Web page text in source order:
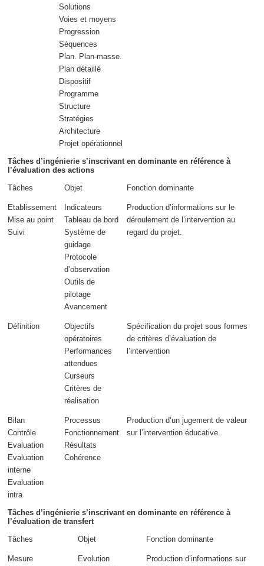
Solutions
Voies et moyens
Progression
Séquences
Plan. Plan-masse.
Plan détaillé
Dispositif
Programme
Structure
Stratégies
Architecture
Projet opérationnel
Tâches d’ingénierie s’inscrivant en dominante en référence à
l’évaluation des actions
Tâches
Objet Fonction dominante
Etablissement
Mise au point
Suivi
Indicateurs
Tableau de bord
Système de
guidage
Protocole
d’observation
Outils de
pilotage
Avancement
Production d’informations sur le
déroulement de l’intervention au
regard du projet.
Définition
Objectifs
opératoires
Performances
attendues
Curseurs
Critères de
réalisation
Spécification du projet sous formes
de critères d’évaluation de
l’intervention
Bilan
Contrôle
Evaluation
Evaluation
interne
Evaluation
intra
Processus
Fonctionnement
Résultats
Cohérence
Production d’un jugement de valeur
sur l’intervention éducative.
Tâches d’ingénierie s’inscrivant en dominante en référence à
l’évaluation de transfert
Tâches
Objet Fonction dominante
Mesure
Evolution
Production d’informations sur